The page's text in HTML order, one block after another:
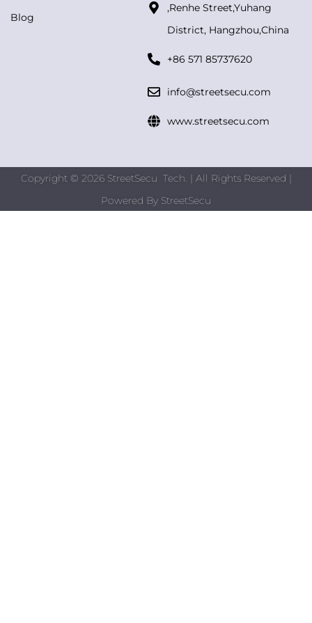
Blog
,Renhe Street,Yuhang
District, Hangzhou,China
+86 571 85737620
info@streetsecu.com
www.streetsecu.com
Copyright © 2026 StreetSecu Tech. | All Rights Reserved |
Powered By StreetSecu